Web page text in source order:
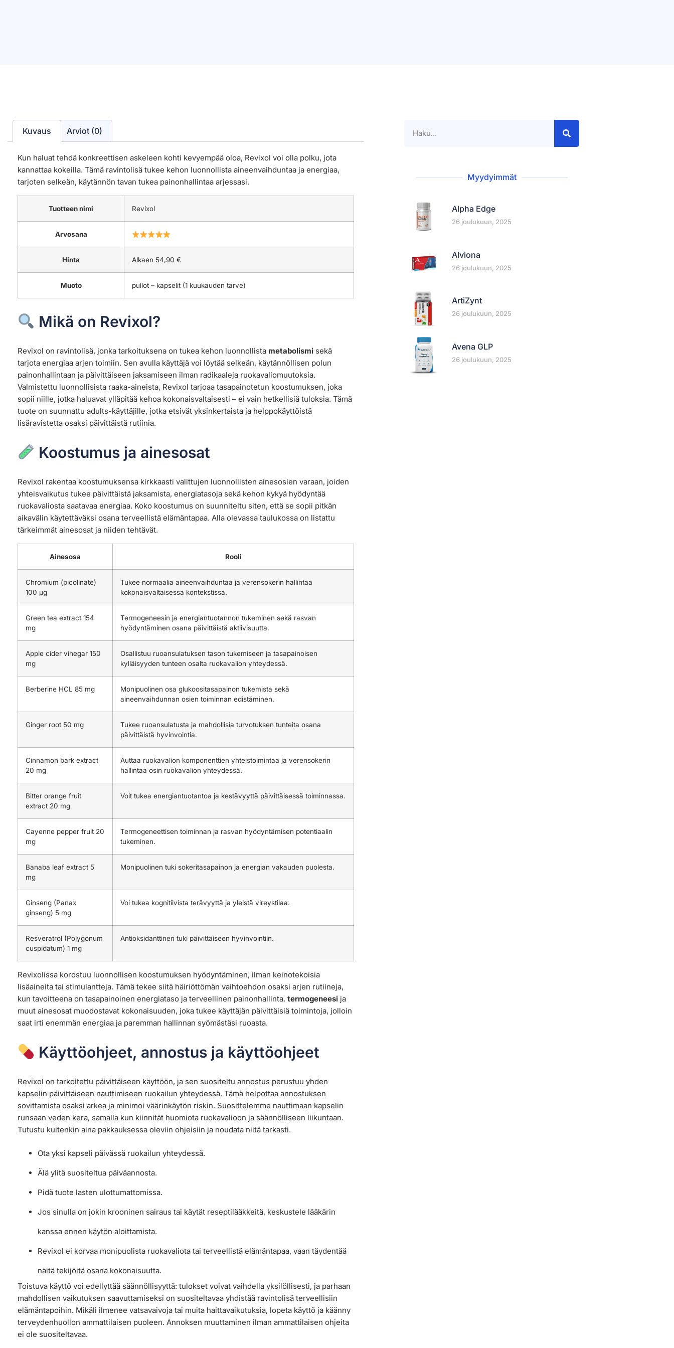
Kuvaus Arviot (0)
Kun haluat tehdä konkreettisen askeleen kohti kevyempää oloa, Revixol voi olla polku, jota
kannattaa kokeilla. Tämä ravintolisä tukee kehon luonnollista aineenvaihduntaa ja energiaa,
tarjoten selkeän, käytännön tavan tukea painonhallintaa arjessasi.
Tuotteen nimi Revixol
Arvosana
Hinta Alkaen 54,90 €
Muoto pullot – kapselit (1 kuukauden tarve)
Mikä on Revixol?
Revixol on ravintolisä, jonka tarkoituksena on tukea kehon luonnollista metabolismi sekä
tarjota energiaa arjen toimiin. Sen avulla käyttäjä voi löytää selkeän, käytännöllisen polun
painonhallintaan ja päivittäiseen jaksamiseen ilman radikaaleja ruokavaliomuutoksia.
Valmistettu luonnollisista raaka-aineista, Revixol tarjoaa tasapainotetun koostumuksen, joka
sopii niille, jotka haluavat ylläpitää kehoa kokonaisvaltaisesti – ei vain hetkellisiä tuloksia. Tämä
tuote on suunnattu adults-käyttäjille, jotka etsivät yksinkertaista ja helppokäyttöistä
lisäravistetta osaksi päivittäistä rutiinia.
Koostumus ja ainesosat
Revixol rakentaa koostumuksensa kirkkaasti valittujen luonnollisten ainesosien varaan, joiden
yhteisvaikutus tukee päivittäistä jaksamista, energiatasoja sekä kehon kykyä hyödyntää
ruokavaliosta saatavaa energiaa. Koko koostumus on suunniteltu siten, että se sopii pitkän
aikavälin käytettäväksi osana terveellistä elämäntapaa. Alla olevassa taulukossa on listattu
tärkeimmät ainesosat ja niiden tehtävät.
Ainesosa Rooli
Chromium (picolinate)
100 µg
Tukee normaalia aineenvaihduntaa ja verensokerin hallintaa
kokonaisvaltaisessa kontekstissa.
Green tea extract 154
mg
Termogeneesin ja energiantuotannon tukeminen sekä rasvan
hyödyntäminen osana päivittäistä aktiivisuutta.
Apple cider vinegar 150
mg
Osallistuu ruoansulatuksen tason tukemiseen ja tasapainoisen
kylläisyyden tunteen osalta ruokavalion yhteydessä.
Berberine HCL 85 mg
Monipuolinen osa glukoositasapainon tukemista sekä
aineenvaihdunnan osien toiminnan edistäminen.
Ginger root 50 mg
Tukee ruoansulatusta ja mahdollisia turvotuksen tunteita osana
päivittäistä hyvinvointia.
Cinnamon bark extract
20 mg
Auttaa ruokavalion komponenttien yhteistoimintaa ja verensokerin
hallintaa osin ruokavalion yhteydessä.
Bitter orange fruit
extract 20 mg
Voit tukea energiantuotantoa ja kestävyyttä päivittäisessä toiminnassa.
Cayenne pepper fruit 20
mg
Termogeneettisen toiminnan ja rasvan hyödyntämisen potentiaalin
tukeminen.
Banaba leaf extract 5
mg
Monipuolinen tuki sokeritasapainon ja energian vakauden puolesta.
Ginseng (Panax
ginseng) 5 mg
Voi tukea kognitiivista terävyyttä ja yleistä vireystilaa.
Resveratrol (Polygonum
cuspidatum) 1 mg
Antioksidanttinen tuki päivittäiseen hyvinvointiin.
Revixolissa korostuu luonnollisen koostumuksen hyödyntäminen, ilman keinotekoisia
lisäaineita tai stimulantteja. Tämä tekee siitä häiriöttömän vaihtoehdon osaksi arjen rutiineja,
kun tavoitteena on tasapainoinen energiataso ja terveellinen painonhallinta. termogeneesi ja
muut ainesosat muodostavat kokonaisuuden, joka tukee käyttäjän päivittäisiä toimintoja, jolloin
saat irti enemmän energiaa ja paremman hallinnan syömästäsi ruoasta.
Käyttöohjeet, annostus ja käyttöohjeet
Revixol on tarkoitettu päivittäiseen käyttöön, ja sen suositeltu annostus perustuu yhden
kapselin päivittäiseen nauttimiseen ruokailun yhteydessä. Tämä helpottaa annostuksen
sovittamista osaksi arkea ja minimoi väärinkäytön riskin. Suosittelemme nauttimaan kapselin
runsaan veden kera, samalla kun kiinnität huomiota ruokavalioon ja säännölliseen liikuntaan.
Tutustu kuitenkin aina pakkauksessa oleviin ohjeisiin ja noudata niitä tarkasti.
Ota yksi kapseli päivässä ruokailun yhteydessä.
Älä ylitä suositeltua päiväannosta.
Pidä tuote lasten ulottumattomissa.
Jos sinulla on jokin krooninen sairaus tai käytät reseptilääkkeitä, keskustele lääkärin
kanssa ennen käytön aloittamista.
Revixol ei korvaa monipuolista ruokavaliota tai terveellistä elämäntapaa, vaan täydentää
näitä tekijöitä osana kokonaisuutta.
Toistuva käyttö voi edellyttää säännöllisyyttä: tulokset voivat vaihdella yksilöllisesti, ja parhaan
mahdollisen vaikutuksen saavuttamiseksi on suositeltavaa yhdistää ravintolisä terveellisiin
elämäntapoihin. Mikäli ilmenee vatsavaivoja tai muita haittavaikutuksia, lopeta käyttö ja käänny
terveydenhuollon ammattilaisen puoleen. Annoksen muuttaminen ilman ammattilaisen ohjeita
ei ole suositeltavaa.
Myydyimmät
Alpha Edge
26 joulukuun, 2025
Alviona
26 joulukuun, 2025
ArtiZynt
26 joulukuun, 2025
Avena GLP
26 joulukuun, 2025